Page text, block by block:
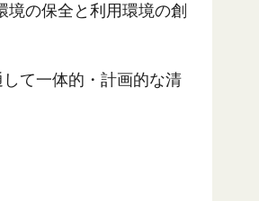
の保全と利用環境の創
て一体的・計画的な清